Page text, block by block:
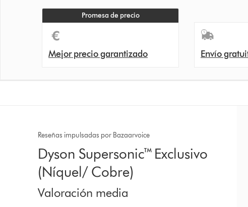
Promesa de precio
Mejor precio garantizado Envío
Reseñas impulsadas por Bazaarvoice
Dyson Supersonic™ Exclusivo
(Níquel/ Cobre)
Valoración media